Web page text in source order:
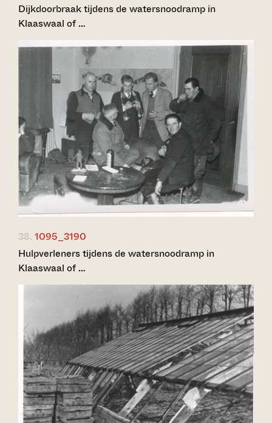
Dijkdoorbraak tijdens de watersnoodramp in
Klaaswaal of …
38. 1095_3190
Hulpverleners tijdens de watersnoodramp in
Klaaswaal of …